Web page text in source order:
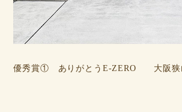
優秀賞① ありがとうE-ZERO 大阪狭